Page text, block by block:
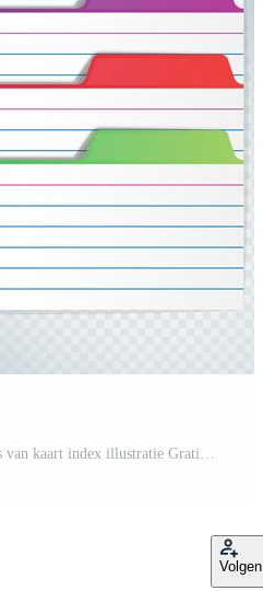
Kleurrijke archief bladwijzers van kaart index illustratie Gratis Vector en Gratis SVG
Volgen